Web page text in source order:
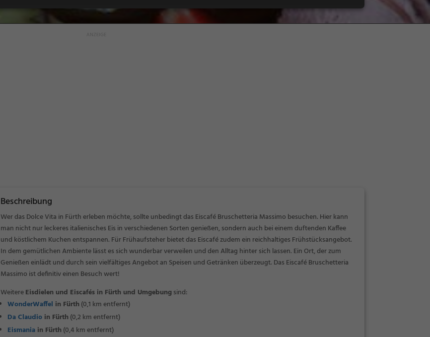
Beschreibung
Wer das Dolce Vita in Fürth erleben möchte, sollte unbedingt das Eiscafé Bruschetteria Massimo besuchen. Hier kann
man nicht nur leckeres italienisches Eis in verschiedenen Sorten genießen, sondern auch bei einem duftenden Kaffee
und köstlichem Kuchen entspannen. Für Frühaufsteher bietet das Eiscafé zudem ein reichhaltiges Frühstücksangebot.
In dem gemütlichen Ambiente lässt es sich wunderbar verweilen und den Alltag hinter sich lassen. Ein Ort, der zum
Genießen einlädt und durch sein vielfältiges Angebot an Speisen und Getränken überzeugt. Das Eiscafé Bruschetteria
Massimo ist definitiv einen Besuch wert!
WeitereEisdielen und Eiscafés in Fürth und Umgebungsind:
WonderWaffel in Fürth (0,1 km entfernt)
Da Claudio in Fürth (0,2 km entfernt)
Eismania in Fürth (0,4 km entfernt)